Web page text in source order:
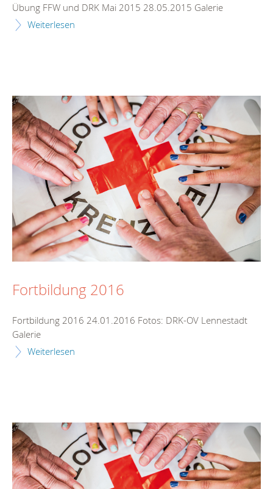
Übung FFW und DRK Mai 2015 28.05.2015 Galerie
Weiterlesen
Fortbildung 2016
Fortbildung 2016 24.01.2016 Fotos: DRK-OV Lennestadt
Galerie
Weiterlesen